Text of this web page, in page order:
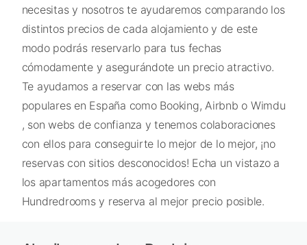
necesitas y nosotros te ayudaremos comparando los
distintos precios de cada alojamiento y de este
modo podrás reservarlo para tus fechas
cómodamente y asegurándote un precio atractivo.
Te ayudamos a reservar con las webs más
populares en España como Booking, Airbnb o Wimdu
, son webs de confianza y tenemos colaboraciones
con ellos para conseguirte lo mejor de lo mejor, ¡no
reservas con sitios desconocidos! Echa un vistazo a
los apartamentos más acogedores con
Hundredrooms y reserva al mejor precio posible.